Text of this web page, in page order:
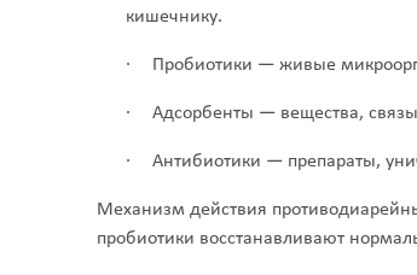
кишечнику.
· Пробиотики — живые
· Адсорбенты — вещества,
· Антибиотики — препараты,
Механизм действия
пробиотики восстанавливают